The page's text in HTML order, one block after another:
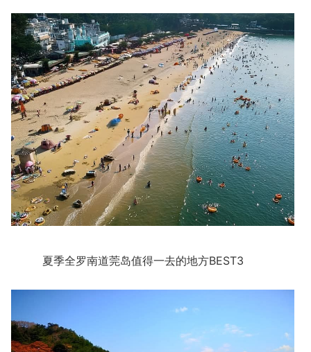
夏季全罗南道莞岛值得一去的地方BEST3